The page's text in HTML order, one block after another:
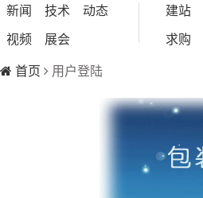
新闻 技术
动态
视频
展会
建站
求购
首页
用户登陆